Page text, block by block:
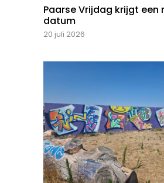
Paarse Vrijdag krijgt een
datum
20 juli 2026